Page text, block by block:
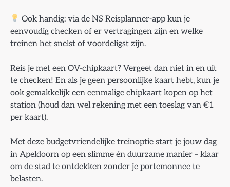
Ook handig: via de NS Reisplanner-app kun je
eenvoudig checken of er vertragingen zijn en welke
treinen het snelst of voordeligst zijn.
Reis je met een OV-chipkaart? Vergeet dan niet in en uit
te checken! En als je geen persoonlijke kaart hebt, kun je
ook gemakkelijk een eenmalige chipkaart kopen op het
station (houd dan wel rekening met een toeslag van €1
per kaart).
Met deze budgetvriendelijke treinoptie start je jouw dag
in Apeldoorn op een slimme én duurzame manier – klaar
om de stad te ontdekken zonder je portemonnee te
belasten.